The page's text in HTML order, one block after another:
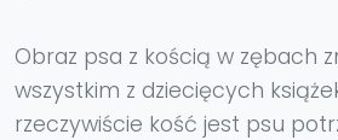
Obraz psa z kością w zębach
wszystkim z dziecięcych
rzeczywiście kość jest psu